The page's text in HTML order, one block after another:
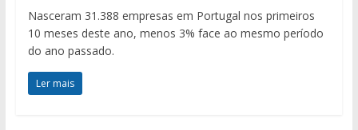
Nasceram 31.388 empresas em Portugal nos primeiros
10 meses deste ano, menos 3% face ao mesmo período
do ano passado.
Ler mais